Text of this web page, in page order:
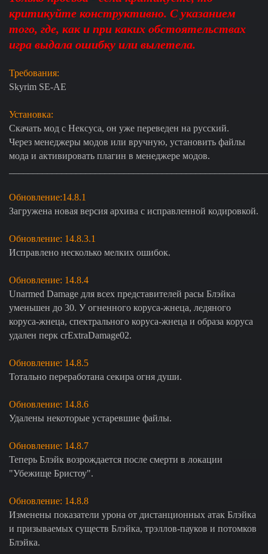
критикуйте конструктивно. С указанием
того, где, как и при каких обстоятельствах
игра выдала ошибку или вылетела.
Требования:
Skyrim SE-АЕ
Установка:
Скачать мод с Нексуса, он уже переведен на русский.
Через менеджеры модов или вручную, установить файлы
мода и активировать плагин в менеджере модов.
Обновление:14.8.1
Загружена новая версия архива с исправленной кодировкой.
Обновление: 14.8.3.1
Исправлено несколько мелких ошибок.
Обновление: 14.8.4
Unarmed Damage для всех представителей расы Блэйка
уменьшен до 30. У огненного коруса-жнеца, ледяного
коруса-жнеца, спектрального коруса-жнеца и образа коруса
удален перк crExtraDamage02.
Обновление: 14.8.5
Тотально переработана секира огня души.
Обновление: 14.8.6
Удалены некоторые устаревшие файлы.
Обновление: 14.8.7
Теперь Блэйк возрождается после смерти в локации
"Убежище Бристоу".
Обновление: 14.8.8
Изменены показатели урона от дистанционных атак Блэйка
и призываемых существ Блэйка, трэллов-пауков и потомков
Блэйка.